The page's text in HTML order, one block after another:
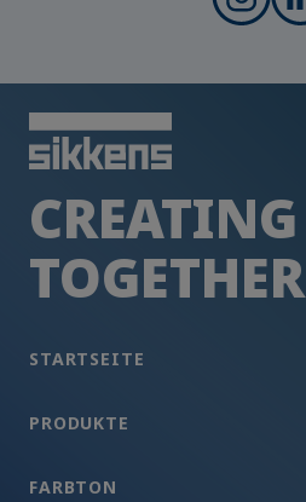
CREATING
TOGETHER
STARTSEITE
PRODUKTE
FARBTON